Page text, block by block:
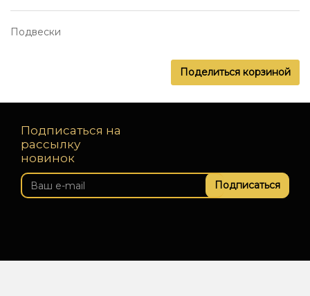
Подвески
Поделиться корзиной
Подписаться на
рассылку
новинок
Подписаться